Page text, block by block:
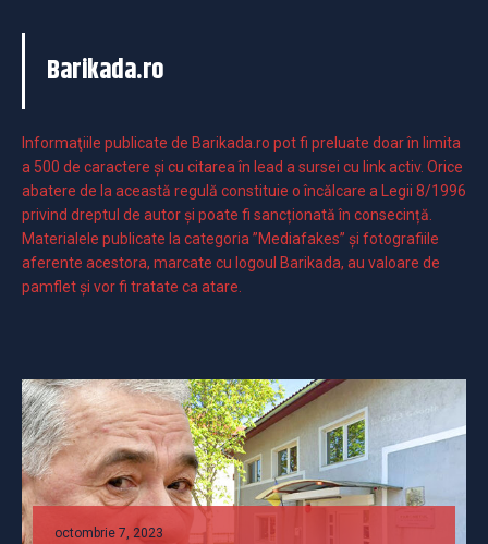
Barikada.ro
Informaţiile publicate de Barikada.ro pot fi preluate doar în limita
a 500 de caractere şi cu citarea în lead a sursei cu link activ. Orice
abatere de la această regulă constituie o încălcare a Legii 8/1996
privind dreptul de autor și poate fi sancționată în consecință.
Materialele publicate la categoria ”Mediafakes” și fotografiile
aferente acestora, marcate cu logoul Barikada, au valoare de
pamflet și vor fi tratate ca atare.
octombrie 7, 2023